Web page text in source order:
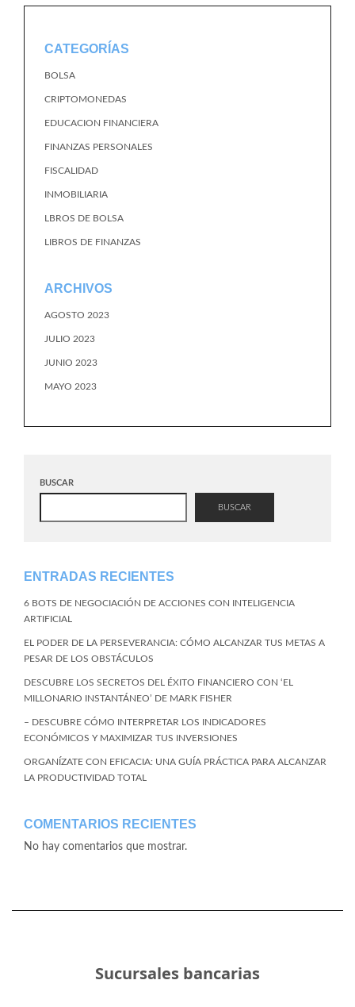
CATEGORÍAS
BOLSA
CRIPTOMONEDAS
EDUCACION FINANCIERA
FINANZAS PERSONALES
FISCALIDAD
INMOBILIARIA
LBROS DE BOLSA
LIBROS DE FINANZAS
ARCHIVOS
AGOSTO 2023
JULIO 2023
JUNIO 2023
MAYO 2023
BUSCAR
BUSCAR
ENTRADAS RECIENTES
6 BOTS DE NEGOCIACIÓN DE ACCIONES CON INTELIGENCIA
ARTIFICIAL
EL PODER DE LA PERSEVERANCIA: CÓMO ALCANZAR TUS METAS A
PESAR DE LOS OBSTÁCULOS
DESCUBRE LOS SECRETOS DEL ÉXITO FINANCIERO CON ‘EL
MILLONARIO INSTANTÁNEO’ DE MARK FISHER
– DESCUBRE CÓMO INTERPRETAR LOS INDICADORES
ECONÓMICOS Y MAXIMIZAR TUS INVERSIONES
ORGANÍZATE CON EFICACIA: UNA GUÍA PRÁCTICA PARA ALCANZAR
LA PRODUCTIVIDAD TOTAL
COMENTARIOS RECIENTES
No hay comentarios que mostrar.
Sucursales bancarias